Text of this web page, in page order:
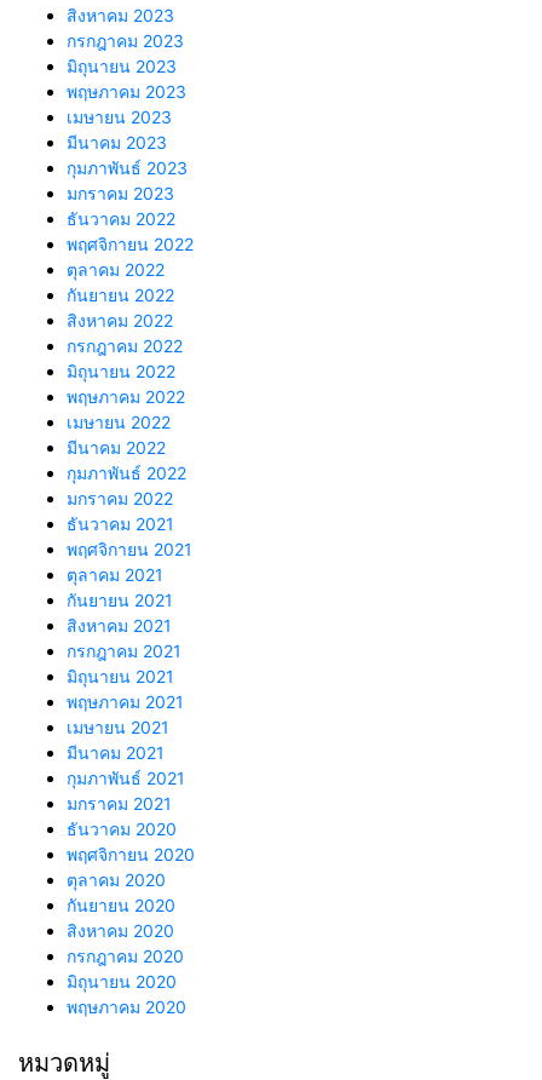
สิงหาคม 2023
กรกฎาคม 2023
มิถุนายน 2023
พฤษภาคม 2023
เมษายน 2023
มีนาคม 2023
กุมภาพันธ์ 2023
มกราคม 2023
ธันวาคม 2022
พฤศจิกายน 2022
ตุลาคม 2022
กันยายน 2022
สิงหาคม 2022
กรกฎาคม 2022
มิถุนายน 2022
พฤษภาคม 2022
เมษายน 2022
มีนาคม 2022
กุมภาพันธ์ 2022
มกราคม 2022
ธันวาคม 2021
พฤศจิกายน 2021
ตุลาคม 2021
กันยายน 2021
สิงหาคม 2021
กรกฎาคม 2021
มิถุนายน 2021
พฤษภาคม 2021
เมษายน 2021
มีนาคม 2021
กุมภาพันธ์ 2021
มกราคม 2021
ธันวาคม 2020
พฤศจิกายน 2020
ตุลาคม 2020
กันยายน 2020
สิงหาคม 2020
กรกฎาคม 2020
มิถุนายน 2020
พฤษภาคม 2020
หมวดหมู่